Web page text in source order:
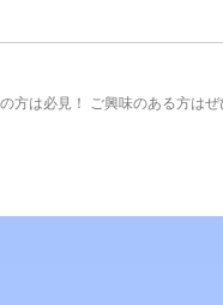
方は必見！ ご興味のある方はぜ